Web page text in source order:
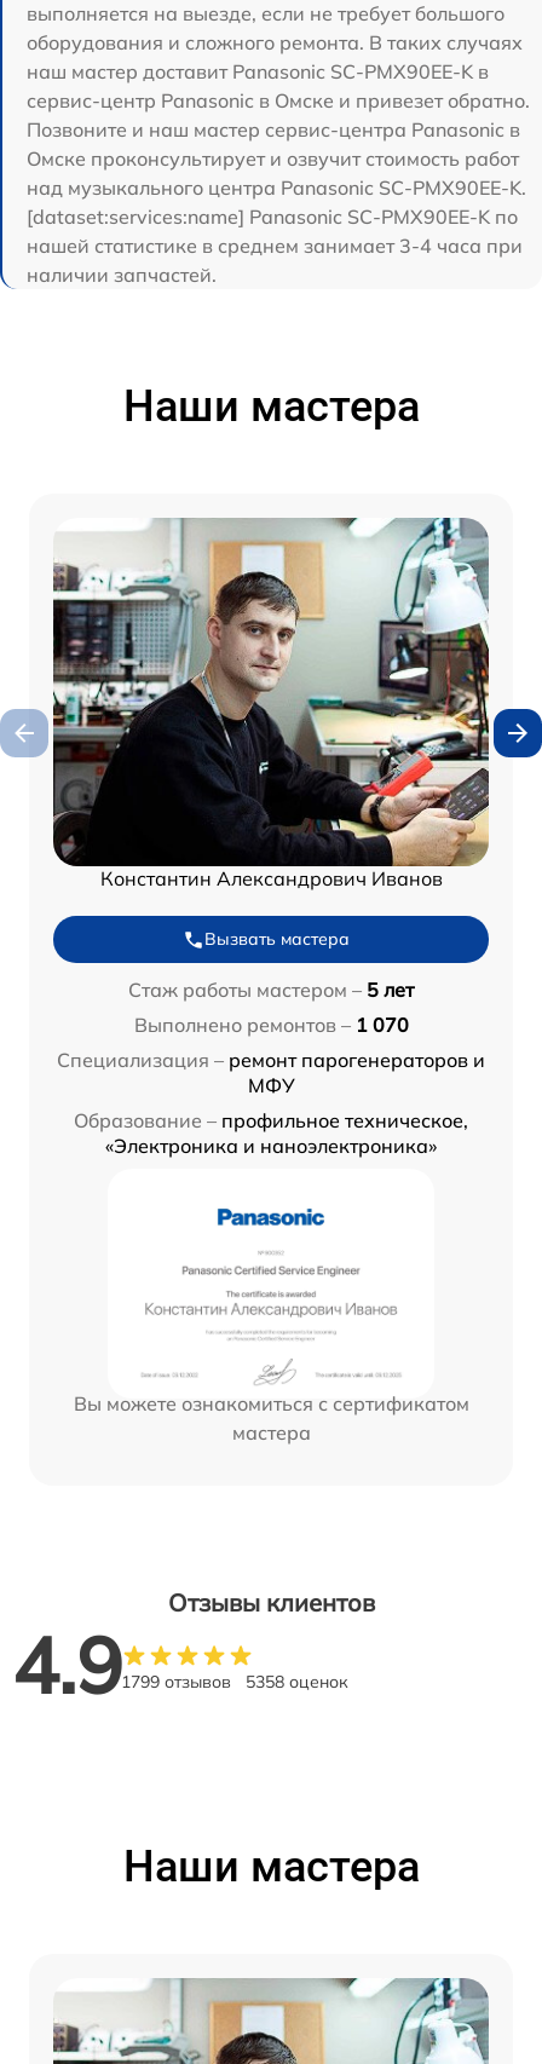
выполняется на выезде, если не требует большого
оборудования и сложного ремонта. В таких случаях
наш мастер доставит Panasonic SC-PMX90EE-K в
сервис-центр Panasonic в Омске и привезет обратно.
Позвоните и наш мастер сервис-центра Panasonic в
Омске проконсультирует и озвучит стоимость работ
над музыкального центра Panasonic SC-PMX90EE-K.
[dataset:services:name] Panasonic SC-PMX90EE-K по
нашей статистике в среднем занимает 3-4 часа при
наличии запчастей.
Наши мастера
Константин Александрович Иванов
Вызвать мастера
Стаж работы мастером – 5 лет
Выполнено ремонтов – 1 070
Специализация – ремонт парогенераторов и
МФУ
Образование – профильное техническое,
«Электроника и наноэлектроника»
Вы можете ознакомиться с сертификатом
мастера
Отзывы клиентов
4.91799 отзывов 5358 оценок
Наши мастера